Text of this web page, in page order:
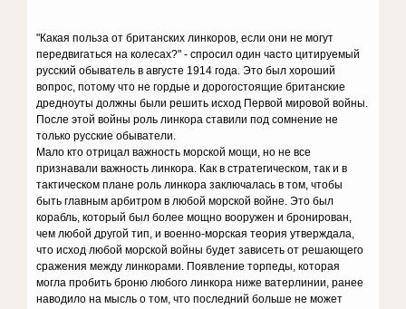
"Какая польза от британских линкоров, если они не могут
передвигаться на колесах?" - спросил один часто цитируемый
русский обыватель в августе 1914 года. Это был хороший
вопрос, потому что не гордые и дорогостоящие британские
дредноуты должны были решить исход Первой мировой войны.
После этой войны роль линкора ставили под сомнение не
только русские обыватели.
Мало кто отрицал важность морской мощи, но не все
признавали важность линкора. Как в стратегическом, так и в
тактическом плане роль линкора заключалась в том, чтобы
быть главным арбитром в любой морской войне. Это был
корабль, который был более мощно вооружен и бронирован,
чем любой другой тип, и военно-морская теория утверждала,
что исход любой морской войны будет зависеть от решающего
сражения между линкорами. Появление торпеды, которая
могла пробить броню любого линкора ниже ватерлинии, ранее
наводило на мысль о том, что последний больше не может